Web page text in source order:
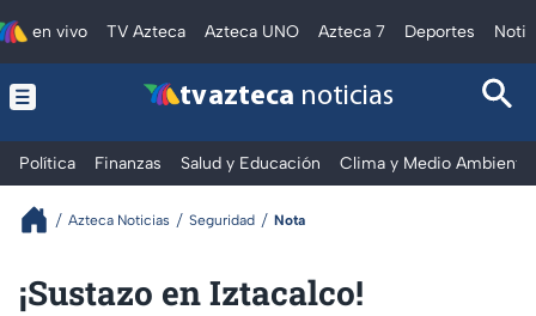
en vivo TV Azteca Azteca UNO Azteca 7 Deportes
tv azteca noticias
Política Finanzas Salud y Educación Clima y Medio Ambiente
Azteca Noticias Seguridad Nota
¡Sustazo en Iztacalco!